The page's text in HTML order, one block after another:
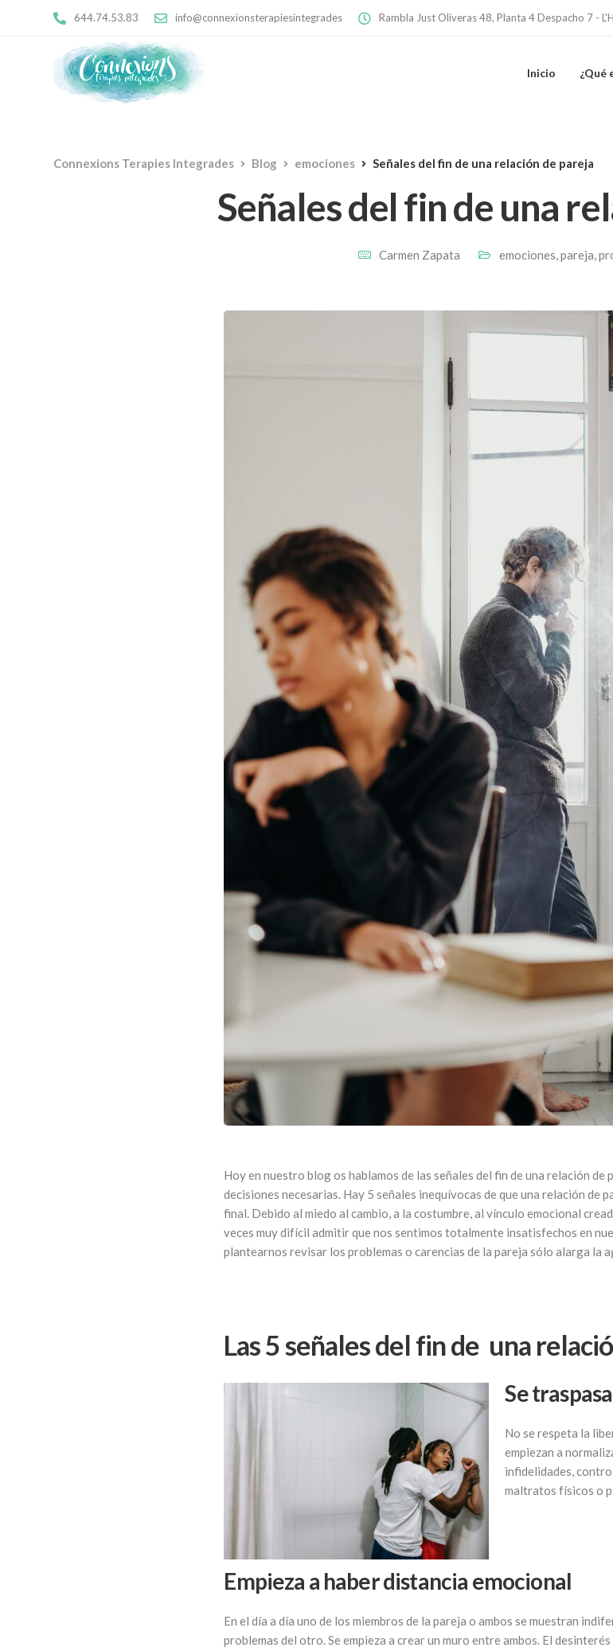
644.74.53.83 info@connexionsterapiesintegrades Rambla Just Oliveras 48, Planta 4 Despacho 7 -
Inicio ¿Qué
Connexions Terapies Integrades Blog emociones Señales del fin de una relación de pareja
Señales del fin de una
Carmen Zapata emociones,pareja,
Hoy en nuestro blog os hablamos de las señales del fin de una relación
decisiones necesarias. Hay 5 señales inequívocas de que una relación de
final. Debido al miedo al cambio, a la costumbre, al vínculo emocional
veces muy difícil admitir que nos sentimos totalmente insatisfechos en
plantearnos revisar los problemas o carencias de la pareja sólo alarga la
Las 5 señales del fin de una
Se
No se respeta la
empiezan a
infidelidades,
maltratos físicos o
Empieza a haber distancia emocional
En el día a día uno de los miembros de la pareja o ambos se muestran
problemas del otro. Se empieza a crear un muro entre ambos. El